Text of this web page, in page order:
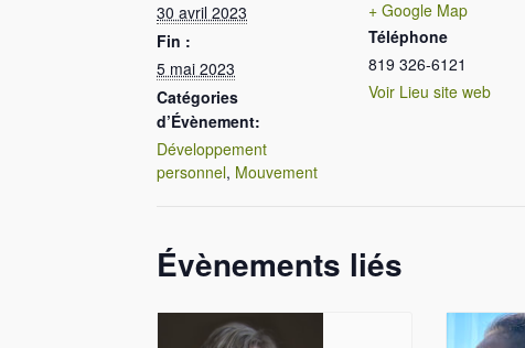
30 avril 2023
Fin :
5 mai 2023
Catégories
d’Évènement:
Développement
personnel, Mouvement
+ Google Map
Téléphone
819 326-6121
Voir Lieu site web
Évènements liés